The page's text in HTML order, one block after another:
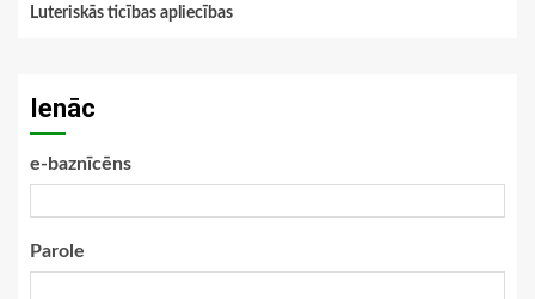
Luteriskās ticības apliecības
Ienāc
e-baznīcēns
Parole